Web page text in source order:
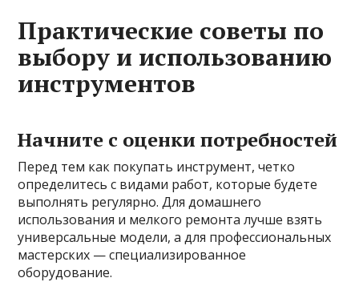
Практические советы по
выбору и использованию
инструментов
Начните с оценки потребностей
Перед тем как покупать инструмент, четко
определитесь с видами работ, которые будете
выполнять регулярно. Для домашнего
использования и мелкого ремонта лучше взять
универсальные модели, а для профессиональных
мастерских — специализированное
оборудование.